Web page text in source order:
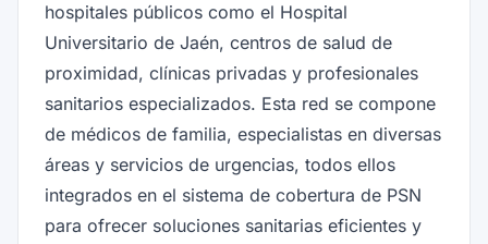
hospitales públicos como el Hospital
Universitario de Jaén, centros de salud de
proximidad, clínicas privadas y profesionales
sanitarios especializados. Esta red se compone
de médicos de familia, especialistas en diversas
áreas y servicios de urgencias, todos ellos
integrados en el sistema de cobertura de PSN
para ofrecer soluciones sanitarias eficientes y